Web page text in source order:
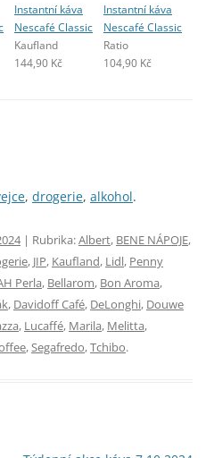
Instantní káva
Nescafé Classic
Kaufland
144,90 Kč
Instantní káva
Nescafé Classic
Ratio
104,90 Kč
, drogerie, alkohol.
| Rubrika:Albert, BENE NÁPOJE,
, JIP, Kaufland, Lidl, Penny
Perla, Bellarom, Bon Aroma,
, Davidoff Café, DeLonghi, Douwe
, Lucaffé, Marila, Melitta,
,Segafredo,Tchibo.